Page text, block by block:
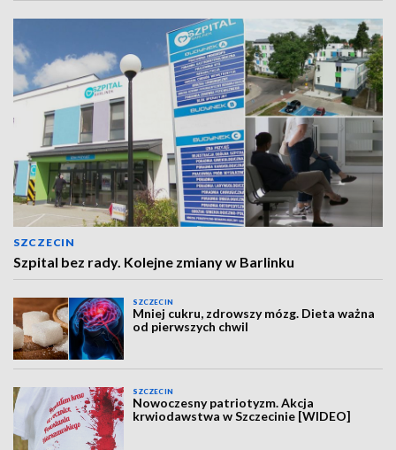
SZCZECIN
Szpital bez rady. Kolejne zmiany w Barlinku
SZCZECIN
Mniej cukru, zdrowszy mózg. Dieta ważna
od pierwszych chwil
SZCZECIN
Nowoczesny patriotyzm. Akcja
krwiodawstwa w Szczecinie [WIDEO]